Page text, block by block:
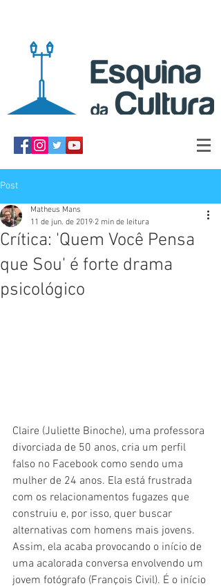
Post
Crítica: 'Quem Você Pensa
que Sou' é forte drama
psicológico
Matheus Mans
11 de jun. de 2019 2 min de leitura
Claire (Juliette Binoche), uma professora
divorciada de 50 anos, cria um perfil
falso no Facebook como sendo uma
mulher de 24 anos. Ela está frustrada
com os relacionamentos fugazes que
construiu e, por isso, quer buscar
alternativas com homens mais jovens.
Assim, ela acaba provocando o início de
uma acalorada conversa envolvendo um
jovem fotógrafo (François Civil). É o início